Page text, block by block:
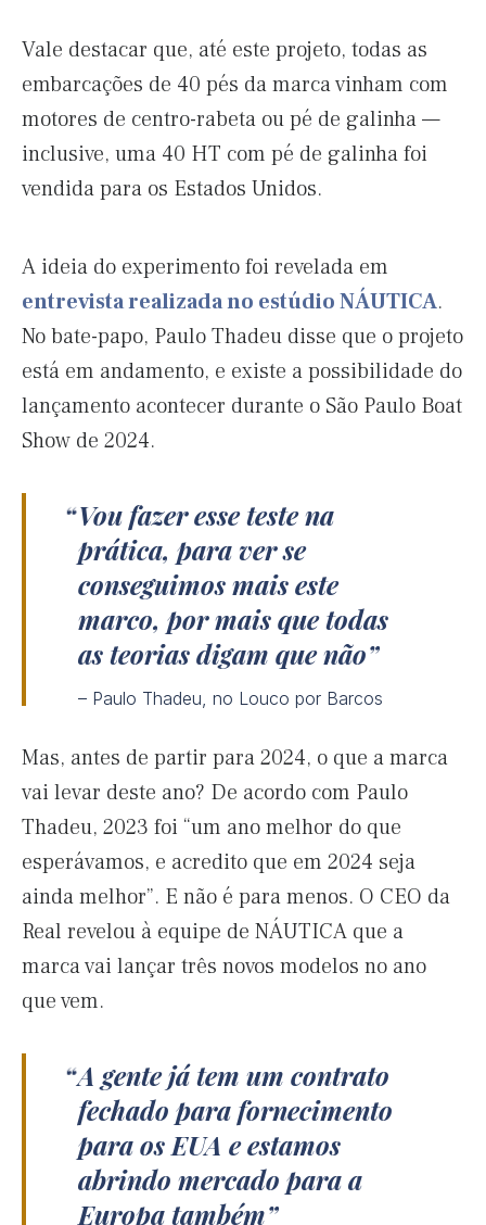
Vale destacar que, até este projeto, todas as
embarcações de 40 pés da marca vinham com
motores de centro-rabeta ou pé de galinha —
inclusive, uma 40 HT com pé de galinha foi
vendida para os Estados Unidos.
A ideia do experimento foi revelada em
entrevista realizada no estúdio NÁUTICA.
No bate-papo, Paulo Thadeu disse que o projeto
está em andamento, e existe a possibilidade do
lançamento acontecer durante o São Paulo Boat
Show de 2024.
Vou fazer esse teste na
prática, para ver se
conseguimos mais este
marco, por mais que todas
as teorias digam que não
– Paulo Thadeu, no Louco por Barcos
Mas, antes de partir para 2024, o que a marca
vai levar deste ano? De acordo com Paulo
Thadeu, 2023 foi “um ano melhor do que
esperávamos, e acredito que em 2024 seja
ainda melhor”. E não é para menos. O CEO da
Real revelou à equipe de NÁUTICA que a
marca vai lançar três novos modelos no ano
que vem.
A gente já tem um contrato
fechado para fornecimento
para os EUA e estamos
abrindo mercado para a
Europa também